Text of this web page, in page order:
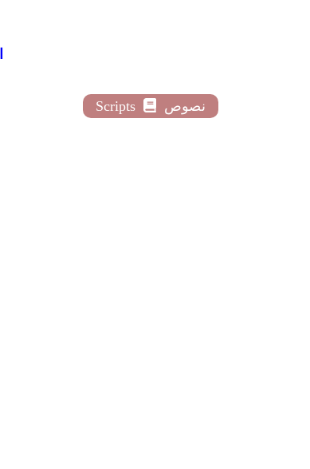
Scripts نصوص